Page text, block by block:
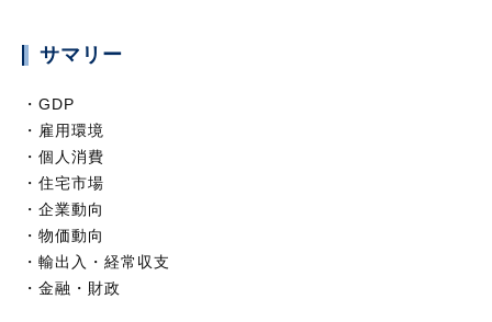
サマリー
・GDP
・雇用環境
・個人消費
・住宅市場
・企業動向
・物価動向
・輸出入・経常収支
・金融・財政